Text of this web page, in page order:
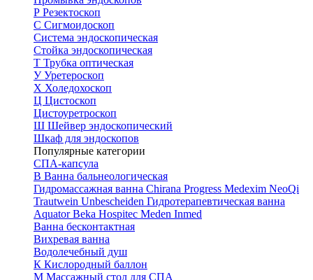
Р Резектоскоп
С Сигмоидоскоп
Система эндоскопическая
Стойка эндоскопическая
Т Трубка оптическая
УУретероскоп
Х Холедохоскоп
Ц Цистоскоп
Цистоуретроскоп
Ш Шейвер эндоскопический
Шкаф для эндоскопов
Популярные категории
СПА-капсула
В Ванна бальнеологическая
Гидромассажная ванна Chirana Progress Medexim NeoQi
Trautwein Unbescheiden Гидротерапевтическая ванна
AquatorBeka Hospitec Meden Inmed
Ванна бесконтактная
Вихревая ванна
Водолечебный душ
К Кислородный баллон
М Массажный стол для СПА